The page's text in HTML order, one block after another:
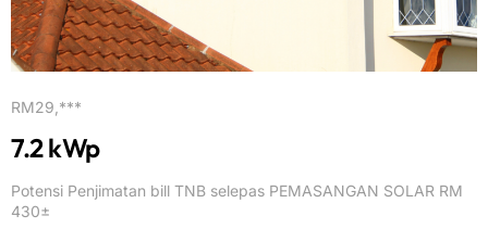
RM29,***
7.2 kWp
Potensi Penjimatan bill TNB selepas PEMASANGAN SOLAR RM
430±